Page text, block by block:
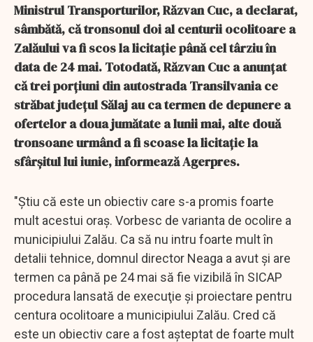
Ministrul Transporturilor, Răzvan Cuc, a declarat,
sâmbătă, că tronsonul doi al centurii ocolitoare a
Zalăului va fi scos la licitaţie până cel târziu în
data de 24 mai. Totodată, Răzvan Cuc a anunţat
că trei porţiuni din autostrada Transilvania ce
străbat judeţul Sălaj au ca termen de depunere a
ofertelor a doua jumătate a lunii mai, alte două
tronsoane urmând a fi scoase la licitaţie la
sfârşitul lui iunie, informează Agerpres.
"Ştiu că este un obiectiv care s-a promis foarte
mult acestui oraş. Vorbesc de varianta de ocolire a
municipiului Zalău. Ca să nu intru foarte mult în
detalii tehnice, domnul director Neaga a avut şi are
termen ca până pe 24 mai să fie vizibilă în SICAP
procedura lansată de execuţie şi proiectare pentru
centura ocolitoare a municipiului Zalău. Cred că
este un obiectiv care a fost aşteptat de foarte mult